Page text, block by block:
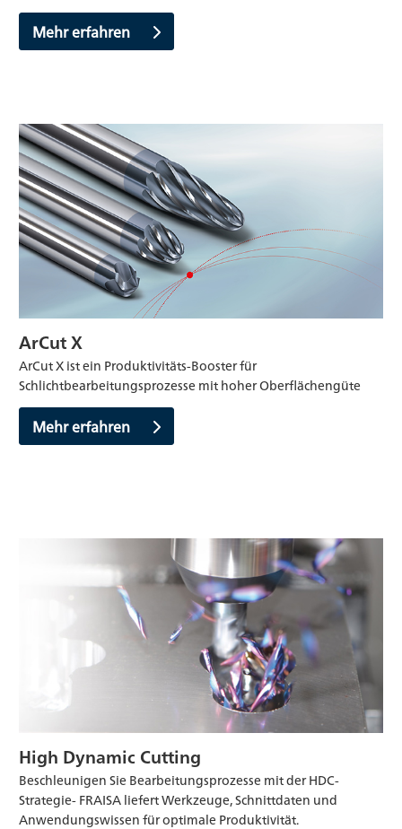
Mehr erfahren
ArCut X
ArCut X ist ein Produktivitäts-Booster für
Schlichtbearbeitungsprozesse mit hoher Oberflächengüte
Mehr erfahren
High Dynamic Cutting
Beschleunigen Sie Bearbeitungsprozesse mit der HDC-
Strategie- FRAISA liefert Werkzeuge, Schnittdaten und
Anwendungswissen für optimale Produktivität.